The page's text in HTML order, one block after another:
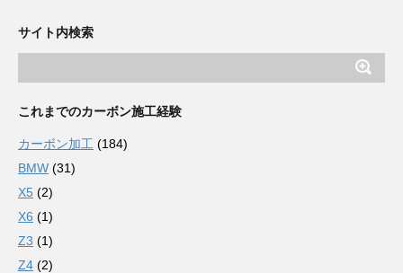
サイト内検索
これまでのカーボン施工経験
カーボン加工 (184)
BMW (31)
X5 (2)
X6 (1)
Z3 (1)
Z4 (2)